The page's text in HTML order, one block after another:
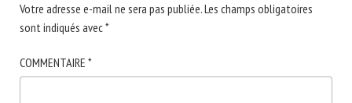
Votre adresse e-mail ne sera pas publiée.Les champs obligatoires
sont indiqués avec*
COMMENTAIRE *